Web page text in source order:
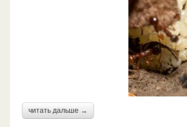
читать дальше →